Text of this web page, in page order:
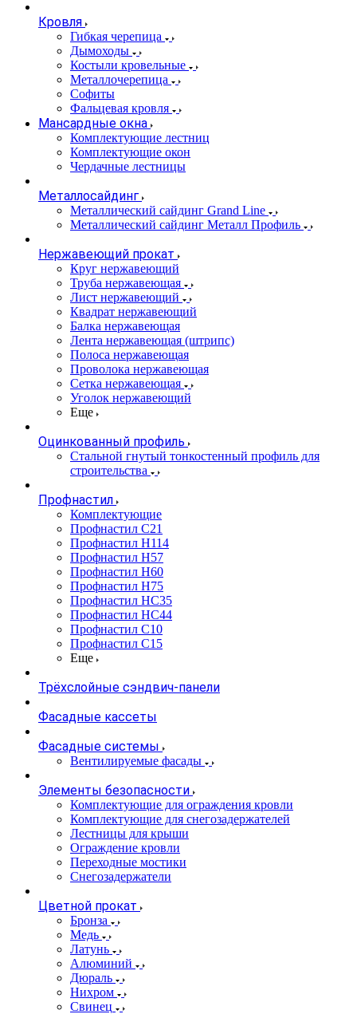
Кровля
Гибкая черепица
Дымоходы
Костыли кровельные
Металлочерепица
Софиты
Фальцевая кровля
Мансардные окна
Комплектующие лестниц
Комплектующие окон
Чердачные лестницы
Металлосайдинг
Металлический сайдинг Grand Line
Металлический сайдинг Металл Профиль
Нержавеющий прокат
Круг нержавеющий
Труба нержавеющая
Лист нержавеющий
Квадрат нержавеющий
Балка нержавеющая
Лента нержавеющая (штрипс)
Полоса нержавеющая
Проволока нержавеющая
Сетка нержавеющая
Уголок нержавеющий
Еще
Оцинкованный профиль
Стальной гнутый тонкостенный профиль для
строительства
Профнастил
Комплектующие
Профнастил C21
Профнастил Н114
Профнастил Н57
Профнастил Н60
Профнастил Н75
Профнастил НС35
Профнастил НС44
Профнастил С10
Профнастил С15
Еще
Трёхслойные сэндвич-панели
Фасадные кассеты
Фасадные системы
Вентилируемые фасады
Элементы безопасности
Комплектующие для ограждения кровли
Комплектующие для снегозадержателей
Лестницы для крыши
Ограждение кровли
Переходные мостики
Снегозадержатели
Цветной прокат
Бронза
Медь
Латунь
Алюминий
Дюраль
Нихром
Свинец